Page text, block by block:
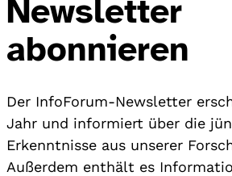
Newsletter
abonnieren
Der InfoForum-Newsletter
Jahr und informiert über die
Erkenntnisse aus unserer
Außerdem enthält es